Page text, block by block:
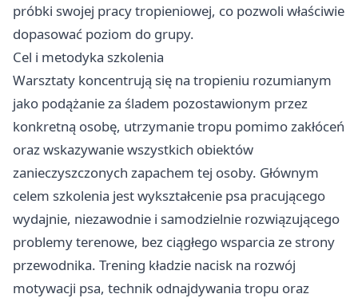
próbki swojej pracy tropieniowej, co pozwoli właściwie
dopasować poziom do grupy.
Cel i metodyka szkolenia
Warsztaty koncentrują się na tropieniu rozumianym
jako podążanie za śladem pozostawionym przez
konkretną osobę, utrzymanie tropu pomimo zakłóceń
oraz wskazywanie wszystkich obiektów
zanieczyszczonych zapachem tej osoby. Głównym
celem szkolenia jest wykształcenie psa pracującego
wydajnie, niezawodnie i samodzielnie rozwiązującego
problemy terenowe, bez ciągłego wsparcia ze strony
przewodnika. Trening kładzie nacisk na rozwój
motywacji psa, technik odnajdywania tropu oraz